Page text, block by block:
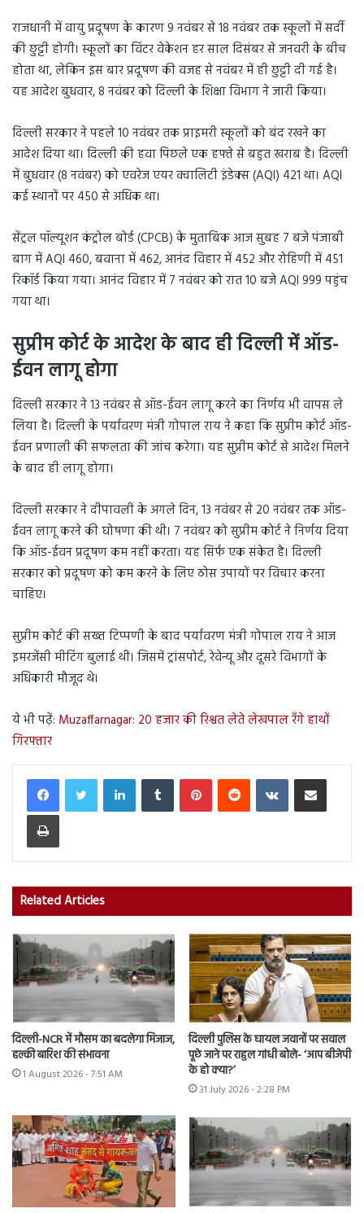
राजधानी में वायु प्रदूषण के कारण 9 नवंबर से 18 नवंबर तक स्कूलों में सर्दी
की छुट्टी होगी। स्कूलों का विंटर वेकेशन हर साल दिसंबर से जनवरी के बीच
होता था, लेकिन इस बार प्रदूषण की वजह से नवंबर में ही छुट्टी दी गई है।
यह आदेश बुधवार, 8 नवंबर को दिल्ली के शिक्षा विभाग ने जारी किया।
दिल्ली सरकार ने पहले 10 नवंबर तक प्राइमरी स्कूलों को बंद रखने का
आदेश दिया था। दिल्ली की हवा पिछले एक हफ्ते से बहुत खराब है। दिल्ली
में बुधवार (8 नवंबर) को एवरेज एयर क्वालिटी इंडेक्स (AQI) 421 था। AQI
कई स्थानों पर 450 से अधिक था।
सेंट्रल पॉल्यूशन कंट्रोल बोर्ड (CPCB) के मुताबिक आज सुबह 7 बजे पंजाबी
बाग में AQI 460, बवाना में 462, आनंद विहार में 452 और रोहिणी में 451
रिकॉर्ड किया गया। आनंद विहार में 7 नवंबर को रात 10 बजे AQI 999 पहुंच
गया था।
सुप्रीम कोर्ट के आदेश के बाद ही दिल्ली में ऑड-
ईवन लागू होगा
दिल्ली सरकार ने 13 नवंबर से ऑड-ईवन लागू करने का निर्णय भी वापस ले
लिया है। दिल्ली के पर्यावरण मंत्री गोपाल राय ने कहा कि सुप्रीम कोर्ट ऑड-
ईवन प्रणाली की सफलता की जांच करेगा। यह सुप्रीम कोर्ट से आदेश मिलने
के बाद ही लागू होगा।
दिल्ली सरकार ने दीपावली के अगले दिन, 13 नवंबर से 20 नवंबर तक ऑड-
ईवन लागू करने की घोषणा की थी। 7 नवंबर को सुप्रीम कोर्ट ने निर्णय दिया
कि ऑड-ईवन प्रदूषण कम नहीं करता। यह सिर्फ एक संकेत है। दिल्ली
सरकार को प्रदूषण को कम करने के लिए ठोस उपायों पर विचार करना
चाहिए।
सुप्रीम कोर्ट की सख्त टिप्पणी के बाद पर्यावरण मंत्री गोपाल राय ने आज
इमरजेंसी मीटिंग बुलाई थी। जिसमें ट्रांसपोर्ट, रेवेन्यू और दूसरे विभागों के
अधिकारी मौजूद थे।
ये भी पढ़ें: Muzaffarnagar: 20 हजार की रिश्वत लेते लेखपाल रँगे हाथों
गिरफ्तार
LinkedInTumblr PinterestReddit VKontakteShare via Email
Print
Related Articles
दिल्ली-NCR में मौसम का बदलेगा मिजाज,
हल्की बारिश की संभावना
1 August 2026 - 7:51 AM
दिल्ली पुलिस के घायल जवानों पर सवाल
पूछे जाने पर राहुल गांधी बोले- ‘आप बीजेपी
के हो क्या?’
31 July 2026 - 2:28 PM